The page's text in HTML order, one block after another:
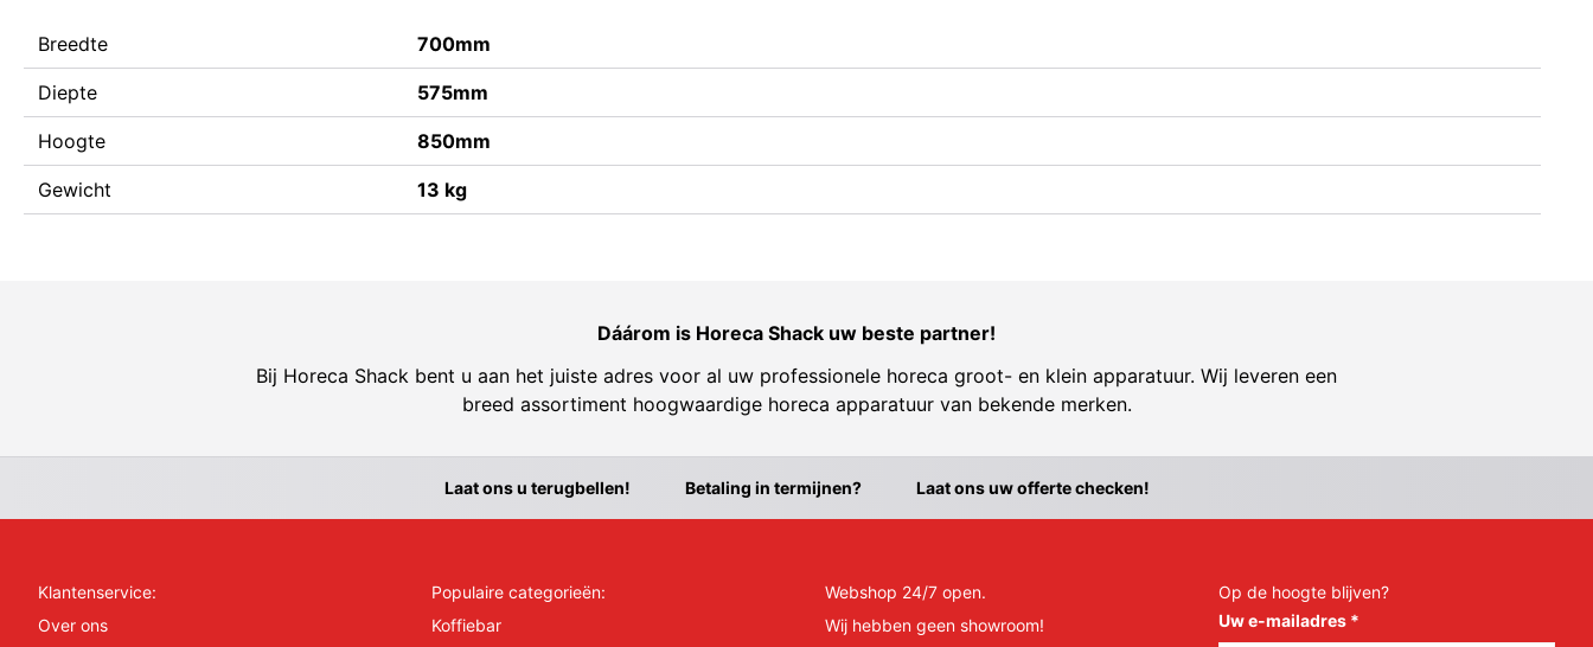
Breedte 700mm
Diepte 575mm
Hoogte 850mm
Gewicht 13 kg
Dáárom is Horeca Shack uw beste partner!
Bij Horeca Shack bent u aan het juiste adres voor al uw professionele horeca groot- en klein apparatuur. Wij leveren een
breed assortiment hoogwaardige horeca apparatuur van bekende merken.
Laat ons u terugbellen! Betaling in termijnen? Laat ons uw offerte checken!
Klantenservice:
Over ons
Populaire categorieën:
Koffiebar
Webshop 24/7 open.
Wij hebben geen showroom!
Op de hoogte blijven?
Uw e-mailadres *